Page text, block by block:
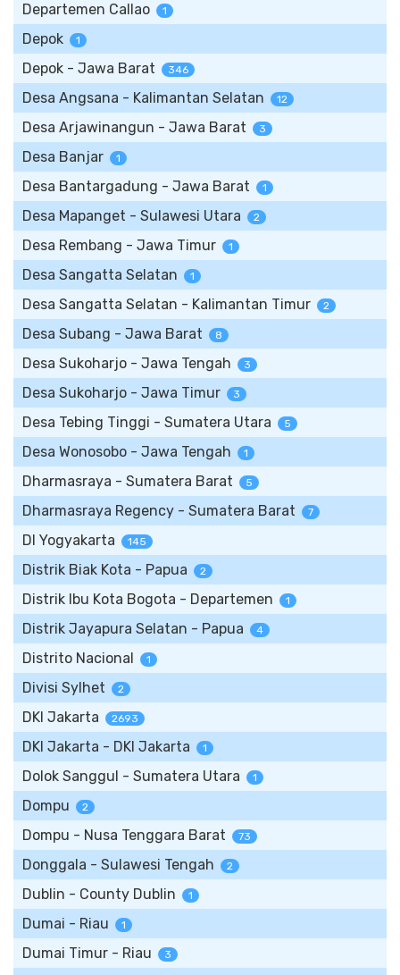
Departemen Callao 1
Depok 1
Depok - Jawa Barat 346
Desa Angsana - Kalimantan Selatan 12
Desa Arjawinangun - Jawa Barat 3
Desa Banjar 1
Desa Bantargadung - Jawa Barat 1
Desa Mapanget - Sulawesi Utara 2
Desa Rembang - Jawa Timur 1
Desa Sangatta Selatan 1
Desa Sangatta Selatan - Kalimantan Timur 2
Desa Subang - Jawa Barat 8
Desa Sukoharjo - Jawa Tengah 3
Desa Sukoharjo - Jawa Timur 3
Desa Tebing Tinggi - Sumatera Utara 5
Desa Wonosobo - Jawa Tengah 1
Dharmasraya - Sumatera Barat 5
Dharmasraya Regency - Sumatera Barat 7
DI Yogyakarta 145
Distrik Biak Kota - Papua 2
Distrik Ibu Kota Bogota - Departemen 1
Distrik Jayapura Selatan - Papua 4
Distrito Nacional 1
Divisi Sylhet 2
DKI Jakarta 2693
DKI Jakarta - DKI Jakarta 1
Dolok Sanggul - Sumatera Utara 1
Dompu 2
Dompu - Nusa Tenggara Barat 73
Donggala - Sulawesi Tengah 2
Dublin - County Dublin 1
Dumai - Riau 1
Dumai Timur - Riau 3